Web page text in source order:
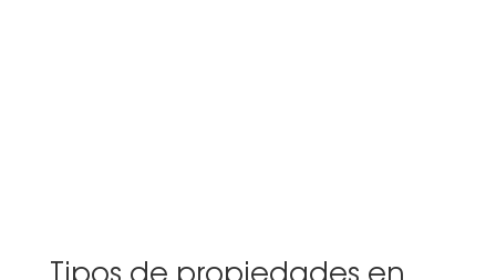
Tipos de propiedades en